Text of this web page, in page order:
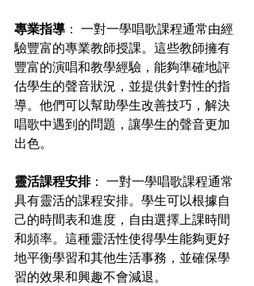
專業指導 ： 一對一學唱歌課程通常由經
驗豐富的專業教師授課。這些教師擁有
豐富的演唱和教學經驗，能夠準確地評
估學生的聲音狀況，並提供針對性的指
導。他們可以幫助學生改善技巧，解決
唱歌中遇到的問題，讓學生的聲音更加
出色。
靈活課程安排： 一對一學唱歌課程通常
具有靈活的課程安排。學生可以根據自
己的時間表和進度，自由選擇上課時間
和頻率。這種靈活性使得學生能夠更好
地平衡學習和其他生活事務，並確保學
習的效果和興趣不會減退。